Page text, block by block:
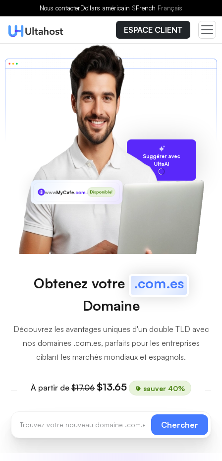
Nous contacterDollars américain $French Français
ESPACE CLIENT
Suggérer avec
UltaAI
wwwMyCafe.com.esDisponible!
Obtenez votre .com.es
Domaine
Découvrez les avantages uniques d'un double TLD avec
nos domaines .com.es, parfaits pour les entreprises
ciblant les marchés mondiaux et espagnols.
À partir de $17.06 $13.65 sauver 40%
Chercher